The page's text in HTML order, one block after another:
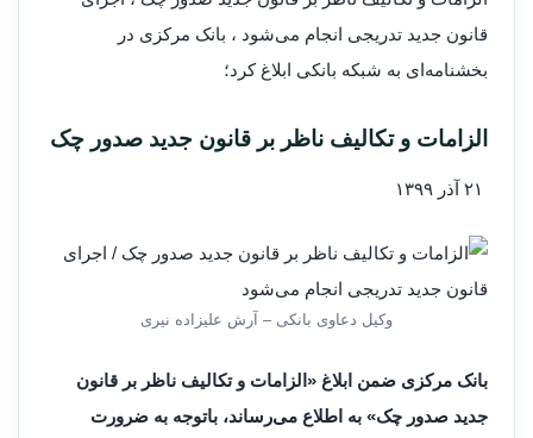
قانون جدید تدریجی انجام می‌شود ، بانک مرکزی در
بخشنامه‌ای به شبکه بانکی ابلاغ کرد؛
الزامات و تکالیف ناظر بر قانون جدید صدور چک
وکیل دعاوی بانکی – آرش علیزاده نیری
بانک مرکزی ضمن ابلاغ «الزامات و تکالیف ناظر بر قانون
جدید صدور چک» به اطلاع می‌رساند، باتوجه به ضرورت